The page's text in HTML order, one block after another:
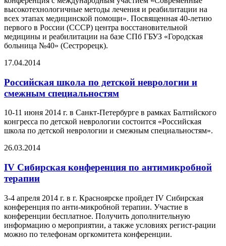
высокотехнологичные методы лечения и реабилитации на
всех этапах медицинской помощи». Посвященная 40-летию
первого в России (СССР) центра восстановительной
медицины и реабилитации на базе СПб ГБУЗ «Городская
больница №40» (Сестрорецк).
17.04.2014
Российская школа по детской неврологии и
смежным специальностям
10-11 июня 2014 г. в Санкт-Петербурге в рамках Балтийского
конгресса по детской неврологии состоится «Российская
школа по детской неврологии и смежным специальностям».
26.03.2014
IV Сибирская конференция по антимикробной
терапии
3-4 апреля 2014 г. в г. Красноярске пройдет IV Сибирская
конференция по анти-микробной терапии. Участие в
конференции бесплатное. Получить дополнительную
информацию о мероприятии, а также условиях регист-рации
можно по телефонам оргкомитета конференции.